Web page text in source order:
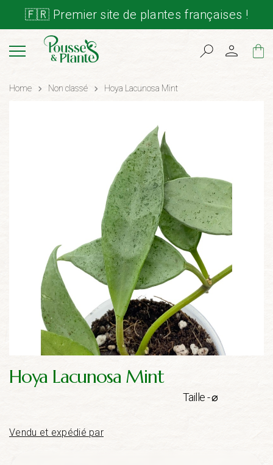
🇫🇷 Premier site de plantes françaises !
Cart
Home Non classé Hoya Lacunosa Mint
Hoya Lacunosa Mint
Taille - ⌀
Vendu et expédié par